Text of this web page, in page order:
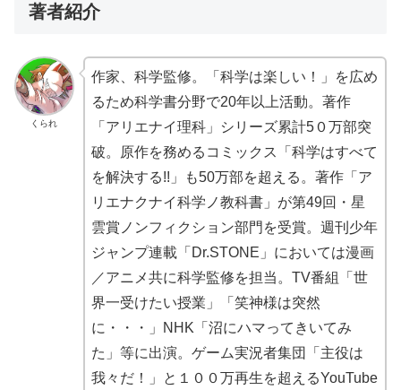
著者紹介
くられ
作家、科学監修。「科学は楽しい！」を広め
るため科学書分野で20年以上活動。著作
「アリエナイ理科」シリーズ累計5０万部突
破。原作を務めるコミックス「科学はすべて
を解決する!!」も50万部を超える。著作「ア
リエナクナイ科学ノ教科書」が第49回・星
雲賞ノンフィクション部門を受賞。週刊少年
ジャンプ連載「Dr.STONE」においては漫画
／アニメ共に科学監修を担当。TV番組「世
界一受けたい授業」「笑神様は突然
に・・・」NHK「沼にハマってきいてみ
た」等に出演。ゲーム実況者集団「主役は
我々だ！」と１００万再生を超えるYouTube